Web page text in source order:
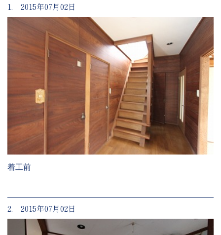
1. 2015年07月02日
着工前
2. 2015年07月02日